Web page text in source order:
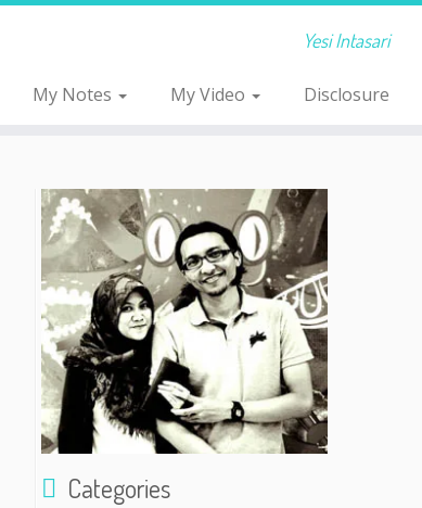
Yesi Intasari
My Notes My Video Disclosure
Categories